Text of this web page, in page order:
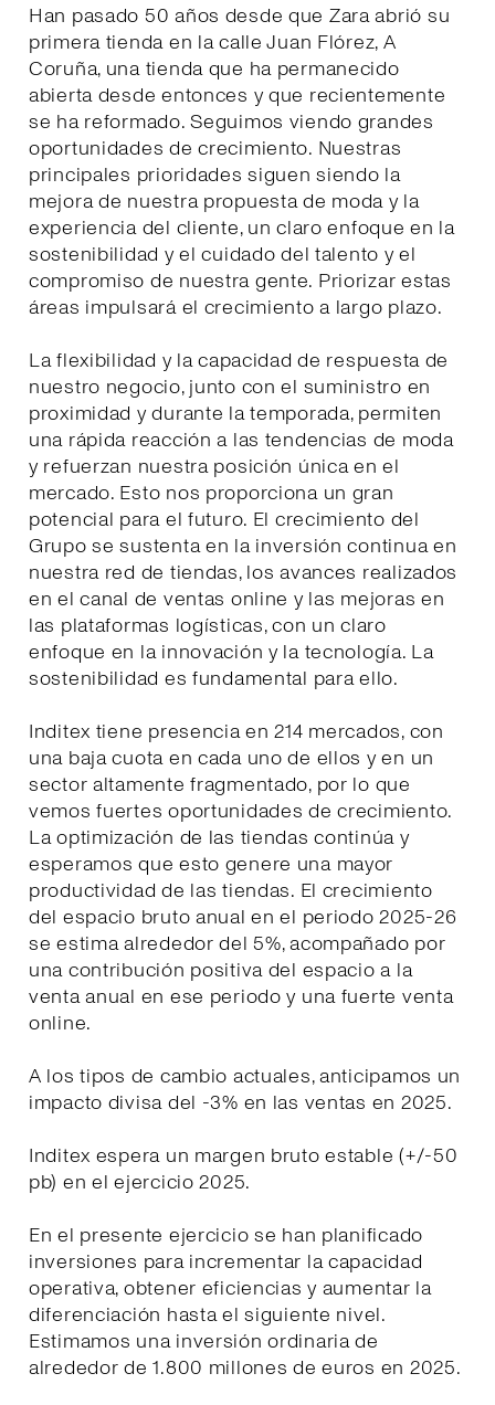
Han pasado 50 años desde que Zara abrió su
primera tienda en la calle Juan Flórez, A
Coruña, una tienda que ha permanecido
abierta desde entonces y que recientemente
se ha reformado. Seguimos viendo grandes
oportunidades de crecimiento. Nuestras
principales prioridades siguen siendo la
mejora de nuestra propuesta de moda y la
experiencia del cliente, un claro enfoque en la
sostenibilidad y el cuidado del talento y el
compromiso de nuestra gente. Priorizar estas
áreas impulsará el crecimiento a largo plazo.
La flexibilidad y la capacidad de respuesta de
nuestro negocio, junto con el suministro en
proximidad y durante la temporada, permiten
una rápida reacción a las tendencias de moda
y refuerzan nuestra posición única en el
mercado. Esto nos proporciona un gran
potencial para el futuro. El crecimiento del
Grupo se sustenta en la inversión continua en
nuestra red de tiendas, los avances realizados
en el canal de ventas online y las mejoras en
las plataformas logísticas, con un claro
enfoque en la innovación y la tecnología. La
sostenibilidad es fundamental para ello.
Inditex tiene presencia en 214 mercados, con
una baja cuota en cada uno de ellos y en un
sector altamente fragmentado, por lo que
vemos fuertes oportunidades de crecimiento.
La optimización de las tiendas continúa y
esperamos que esto genere una mayor
productividad de las tiendas. El crecimiento
del espacio bruto anual en el periodo 2025-26
se estima alrededor del 5%, acompañado por
una contribución positiva del espacio a la
venta anual en ese periodo y una fuerte venta
online.
A los tipos de cambio actuales, anticipamos un
impacto divisa del -3% en las ventas en 2025.
Inditex espera un margen bruto estable (+/-50
pb) en el ejercicio 2025.
En el presente ejercicio se han planificado
inversiones para incrementar la capacidad
operativa, obtener eficiencias y aumentar la
diferenciación hasta el siguiente nivel.
Estimamos una inversión ordinaria de
alrededor de 1.800 millones de euros en 2025.